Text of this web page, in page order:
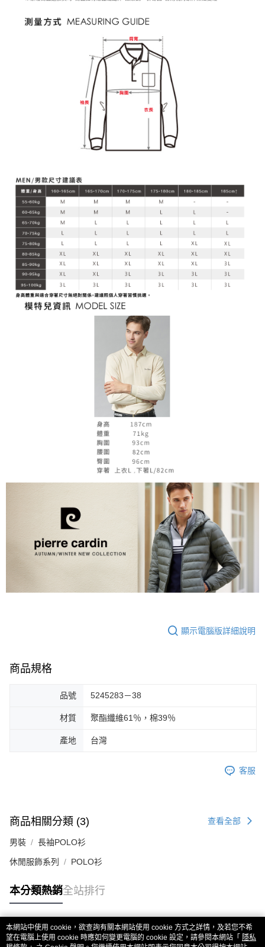
顯示電腦版詳細說明
商品規格
品號 5245283－38
材質 聚酯纖維61％，棉39％
產地 台灣
客服
商品相關分類 (3) 查看全部
男裝 長袖POLO衫
休閒服飾系列 POLO衫
本分類熱銷全站排行
熱門標籤
本網站中使用 cookie，欲查詢有關本網站使用 cookie 方式之詳情，及若您不希
望在電腦上使用 cookie 時應如何變更電腦的 cookie 設定，請參閱本網站「 隱私